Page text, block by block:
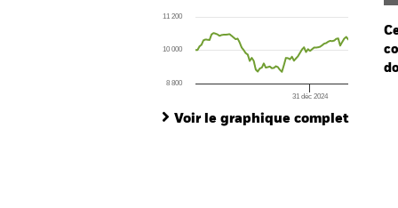
The chart has 1 X axis displaying Time.
The chart has 1 Y axis displaying values.
31 déc 2024
8 800
10 000
11 200
Voir le graphique complet